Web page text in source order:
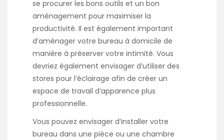
se procurer les bons outils et un bon
aménagement pour maximiser la
productivité. Il est également important
d’aménager votre bureau à domicile de
manière à préserver votre intimité. Vous
devriez également envisager d’utiliser des
stores pour l’éclairage afin de créer un
espace de travail d’apparence plus
professionnelle.
Vous pouvez envisager d’installer votre
bureau dans une pièce ou une chambre